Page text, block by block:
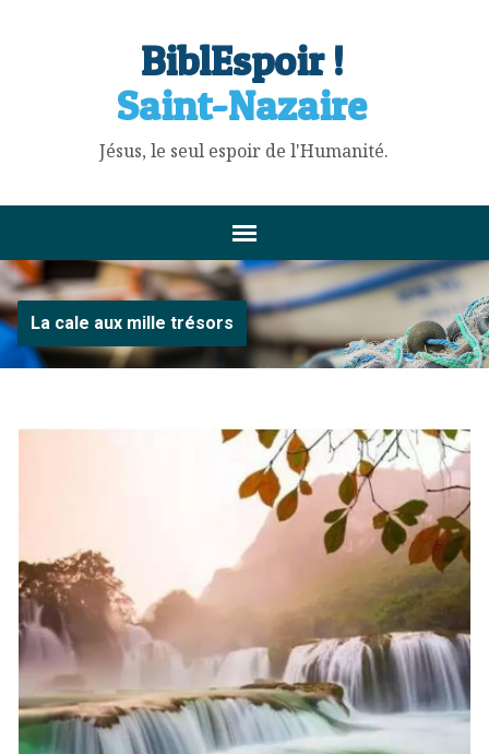
BiblEspoir !
Saint-Nazaire
Jésus, le seul espoir de l'Humanité.
La cale aux mille trésors